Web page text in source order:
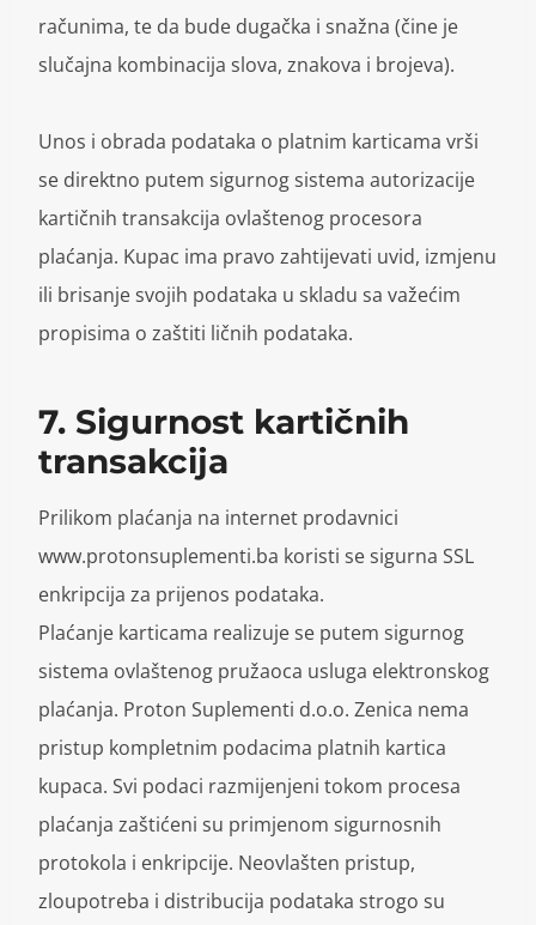
računima, te da bude dugačka i snažna (čine je
slučajna kombinacija slova, znakova i brojeva).
Unos i obrada podataka o platnim karticama vrši
se direktno putem sigurnog sistema autorizacije
kartičnih transakcija ovlaštenog procesora
plaćanja. Kupac ima pravo zahtijevati uvid, izmjenu
ili brisanje svojih podataka u skladu sa važećim
propisima o zaštiti ličnih podataka.
7. Sigurnost kartičnih
transakcija
Prilikom plaćanja na internet prodavnici
www.protonsuplementi.ba⁠ koristi se sigurna SSL
enkripcija za prijenos podataka.
Plaćanje karticama realizuje se putem sigurnog
sistema ovlaštenog pružaoca usluga elektronskog
plaćanja. Proton Suplementi d.o.o. Zenica nema
pristup kompletnim podacima platnih kartica
kupaca. Svi podaci razmijenjeni tokom procesa
plaćanja zaštićeni su primjenom sigurnosnih
protokola i enkripcije. Neovlašten pristup,
zloupotreba i distribucija podataka strogo su